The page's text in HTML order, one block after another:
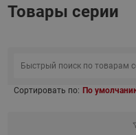
Товары серии
Сортировать по: По